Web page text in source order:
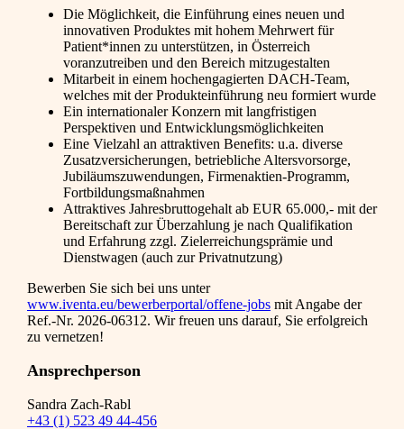
Die Möglichkeit, die Einführung eines neuen und
innovativen Produktes mit hohem Mehrwert für
Patient*innen zu unterstützen, in Österreich
voranzutreiben und den Bereich mitzugestalten
Mitarbeit in einem hochengagierten DACH-Team,
welches mit der Produkteinführung neu formiert wurde
Ein internationaler Konzern mit langfristigen
Perspektiven und Entwicklungsmöglichkeiten
Eine Vielzahl an attraktiven Benefits: u.a. diverse
Zusatzversicherungen, betriebliche Altersvorsorge,
Jubiläumszuwendungen, Firmenaktien-Programm,
Fortbildungsmaßnahmen
Attraktives Jahresbruttogehalt ab EUR 65.000,- mit der
Bereitschaft zur Überzahlung je nach Qualifikation
und Erfahrung zzgl. Zielerreichungsprämie und
Dienstwagen (auch zur Privatnutzung)
Bewerben Sie sich bei uns unter
www.iventa.eu/bewerberportal/offene-jobs mit Angabe der
Ref.-Nr. 2026-06312. Wir freuen uns darauf, Sie erfolgreich
zu vernetzen!
Ansprechperson
Sandra Zach-Rabl
+43 (1) 523 49 44-456